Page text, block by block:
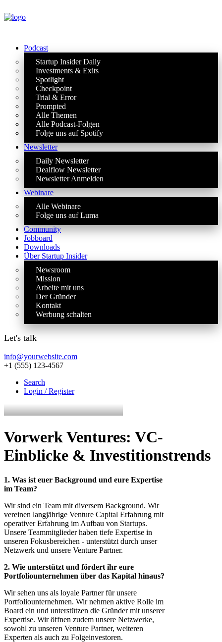
Podcast
Startup Insider Daily
Investments & Exits
Spotlight
Checkpoint
Trial & Error
Prompted
Alle Themen
Alle Podcast-Folgen
Folge uns auf Spotify
Newsletter
Daily Newsletter
Dealflow Newsletter
Newsletter Anmelden
Webinare
Alle Webinare
Folge uns auf Luma
Community
Jobboard
Downloads
Über Startup Insider
Newsroom
Mission
Arbeite mit uns
Der Gründer
Kontakt
Werbung schalten
Let's talk
info@yourwebsite.com
+1 (555) 123-4567
Search
Login / Register
Vorwerk Ventures: VC-
Einblicke & Investitionstrends
1. Was ist euer Background und eure Expertise
im Team?
Wir sind ein Team mit diversem Background. Wir
vereinen langjährige Venture Capital Erfahrung mit
operativer Erfahrung im Aufbau von Startups.
Unsere Teammitglieder haben tiefe Expertise in
unseren Fokusbereichen - unterstützt durch unser
Netzwerk und unsere Venture Partner.
2. Wie unterstützt und fördert ihr eure
Portfoliounternehmen über das Kapital hinaus?
Wir sehen uns als loyale Partner für unsere
Portfoliounternehmen. Wir nehmen aktive Rolle im
Board ein und unterstützen die Gründer mit unserer
Expertise. Wir öffnen zudem unsere Netzwerke,
sowohl zu unseren Venture Partner, weiteren
Experten als auch zu Folgeinvestoren.